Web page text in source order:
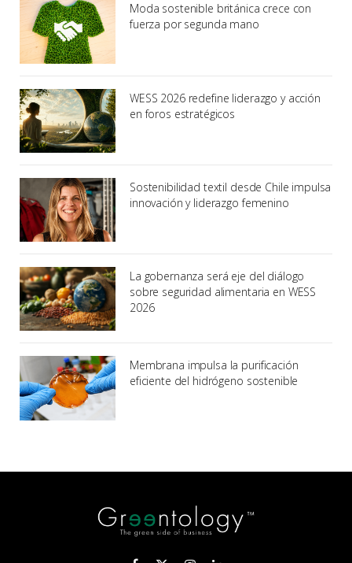
Moda sostenible británica crece con
fuerza por segunda mano
WESS 2026 redefine liderazgo y acción
en foros estratégicos
Sostenibilidad textil desde Chile impulsa
innovación y liderazgo femenino
La gobernanza será eje del diálogo
sobre seguridad alimentaria en WESS
2026
Membrana impulsa la purificación
eficiente del hidrógeno sostenible